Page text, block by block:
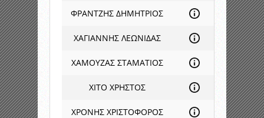
ΦΡΑΝΤΖΗΣ ΔΗΜΗΤΡΙΟΣ
ΧΑΓΙΑΝΝΗΣ ΛΕΩΝΙΔΑΣ
ΧΑΜΟΥΖΑΣ ΣΤΑΜΑΤΙΟΣ
ΧΙΤΟ ΧΡΗΣΤΟΣ
ΧΡΟΝΗΣ ΧΡΙΣΤΟΦΟΡΟΣ